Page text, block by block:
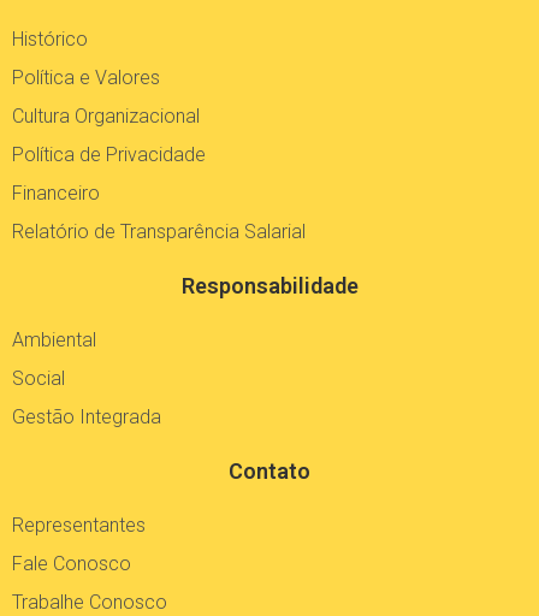
Histórico
Política e Valores
Cultura Organizacional
Política de Privacidade
Financeiro
Relatório de Transparência Salarial
Responsabilidade
Ambiental
Social
Gestão Integrada
Contato
Representantes
Fale Conosco
Trabalhe Conosco